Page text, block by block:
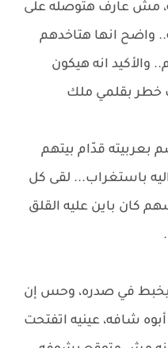
مش عارف هتوصله على
واضح انها هتاخدهم
والأكيد انه هيكون
بقلمي ملك
قدّام بيتهم
باستغراب... لقى كل
كان باين عليه القلق
بيخبط في صدره، وحس إن
شافه، عينيه اتفتحت